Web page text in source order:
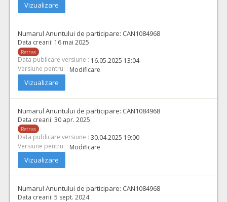
Vizualizare
Numarul Anuntului de participare: CAN1084968
Data crearii: 16 mai 2025
Retras
Data publicare versiune : 16.05.2025 13:04
Versiune pentru: : Modificare
Vizualizare
Numarul Anuntului de participare: CAN1084968
Data crearii: 30 apr. 2025
Retras
Data publicare versiune : 30.04.2025 19:00
Versiune pentru: : Modificare
Vizualizare
Numarul Anuntului de participare: CAN1084968
Data crearii: 5 sept. 2024